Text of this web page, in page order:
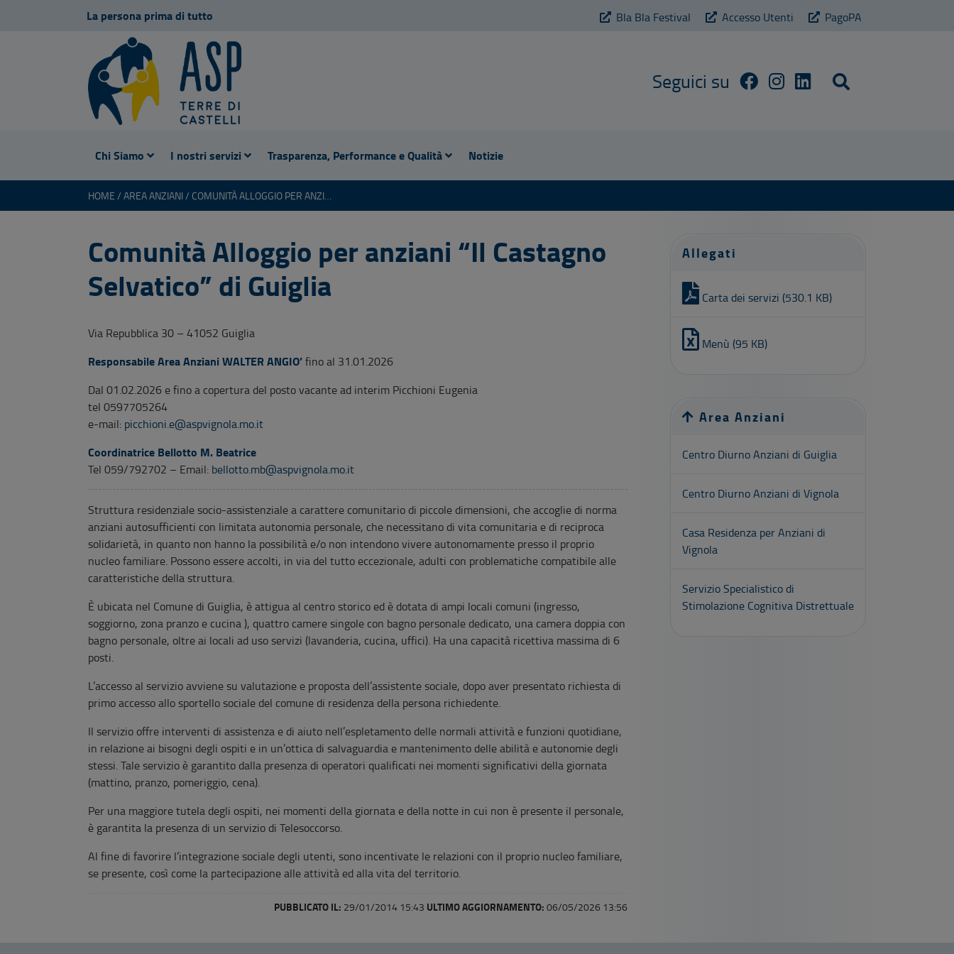
La persona prima di tutto Bla Bla Festival Accesso Utenti PagoPA
Chi Siamo I nostri servizi Trasparenza, Performance e Qualità Notizie
HOME AREA ANZIANI COMUNITÀ ALLOGGIO PER ANZIANI "IL CASTAGNO SELVATICO" DI GUIGLIA
Comunità Alloggio per anziani “Il Castagno
Selvatico” di Guiglia
Via Repubblica 30 – 41052 Guiglia
Responsabile Area Anziani WALTER ANGIO’fino al 31.01.2026
Dal 01.02.2026 e fino a copertura del posto vacante ad interim Picchioni Eugenia
tel 0597705264
e-mail: picchioni.e@aspvignola.mo.it
Coordinatrice Bellotto M. Beatrice
Tel 059/792702 – Email: bellotto.mb@aspvignola.mo.it
Struttura residenziale socio-assistenziale a carattere comunitario di piccole dimensioni, che accoglie di norma
anziani autosufficienti con limitata autonomia personale, che necessitano di vita comunitaria e di reciproca
solidarietà, in quanto non hanno la possibilità e/o non intendono vivere autonomamente presso il proprio
nucleo familiare. Possono essere accolti, in via del tutto eccezionale, adulti con problematiche compatibile alle
caratteristiche della struttura.
È ubicata nel Comune di Guiglia, è attigua al centro storico ed è dotata di ampi locali comuni (ingresso,
soggiorno, zona pranzo e cucina ), quattro camere singole con bagno personale dedicato, una camera doppia con
bagno personale, oltre ai locali ad uso servizi (lavanderia, cucina, uffici). Ha una capacità ricettiva massima di 6
posti.
L’accesso al servizio avviene su valutazione e proposta dell’assistente sociale, dopo aver presentato richiesta di
primo accesso allo sportello sociale del comune di residenza della persona richiedente.
Il servizio offre interventi di assistenza e di aiuto nell’espletamento delle normali attività e funzioni quotidiane,
in relazione ai bisogni degli ospiti e in un’ottica di salvaguardia e mantenimento delle abilità e autonomie degli
stessi. Tale servizio è garantito dalla presenza di operatori qualificati nei momenti significativi della giornata
(mattino, pranzo, pomeriggio, cena).
Per una maggiore tutela degli ospiti, nei momenti della giornata e della notte in cui non è presente il personale,
è garantita la presenza di un servizio di Telesoccorso.
Al fine di favorire l’integrazione sociale degli utenti, sono incentivate le relazioni con il proprio nucleo familiare,
se presente, così come la partecipazione alle attività ed alla vita del territorio.
PUBBLICATO IL: 29/01/2014 15:43 ULTIMO AGGIORNAMENTO: 06/05/2026 13:56
Allegati
Carta dei servizi (530.1 KB)
Menù (95 KB)
Area Anziani
Centro Diurno Anziani di Guiglia
Centro Diurno Anziani di Vignola
Casa Residenza per Anziani di
Vignola
Servizio Specialistico di
Stimolazione Cognitiva Distrettuale